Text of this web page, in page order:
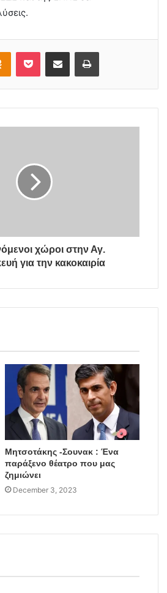
χώροι στην Αγ.
για την κακοκαιρία
Μητσοτάκης -Σουνακ : Ένα
παράξενο θέατρο που μας
ζημιώνει
December 3, 2023